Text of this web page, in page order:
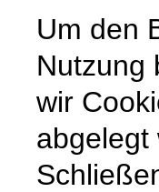
Um den
Nutzung
wir
abgelegt